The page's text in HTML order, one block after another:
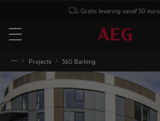
Gratis levering vanaf 50 euro
Menu
Projects 360 Barking